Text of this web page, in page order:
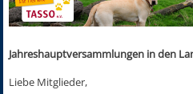
Jahreshauptversammlungen in den
Liebe Mitglieder,